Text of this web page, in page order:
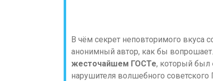
В чём секрет неповторимого вкуса
анонимный автор, как бы
жесточайшем ГОСТе, который был
нарушителя волшебного